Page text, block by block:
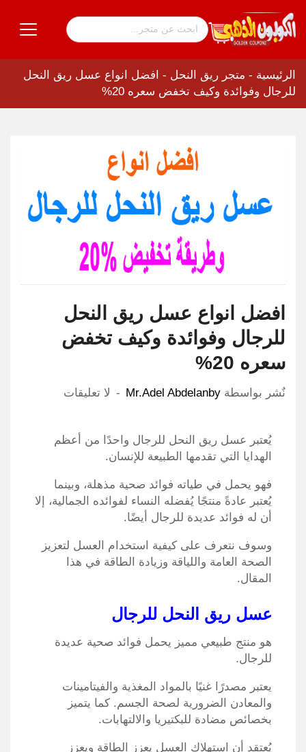
الرئيسية - متجر ريق النحل - افضل انواع عسل ريق النحل
للرجال وفوائدة وكيف تخفض سعره 20%
افضل انواع عسل ريق النحل
للرجال وفوائدة وكيف تخفض
سعره 20%
نٌشر بواسطة Mr.Adel Abdelanby لا تعليقات
يُعتبر عسل ريق النحل للرجال واحدًا من أعظم
الهدايا التي تقدمها الطبيعة للإنسان.
فهو يحمل في طياته فوائد صحية مذهلة، وبينما
يُعتبر عادةً منتجًا يُفضله النساء لفوائده الجمالية، إلا
أن له فوائد عديدة للرجال أيضًا.
وسوف نتعرف على كيفية استخدام العسل لتعزيز
الصحة العامة واللياقة وزيادة الطاقة في هذا
المقال.
عسل ريق النحل للرجال
هو منتج طبيعي مميز يحمل فوائد صحية عديدة
للرجال.
يعتبر مصدرًا غنيًا بالمواد المغذية والفيتامينات
والمعادن الضرورية لصحة الجسم. كما يتميز
بخصائص مضادة للبكتيريا والالتهابات.
يُعتقد أن استهلاك العسل يعزز الطاقة ويعزز